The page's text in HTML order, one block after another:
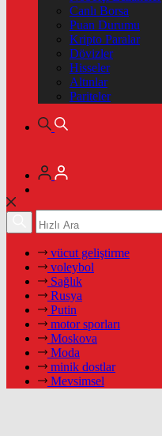
Canlı Borsa
Puan Durumu
Kripto Paralar
Dövizler
Hisseler
Altınlar
Pariteler
vücut geliştirme
voleybol
Sağlık
Rusya
Putin
motor sporları
Moskova
Moda
minik dostlar
Mevsimsel